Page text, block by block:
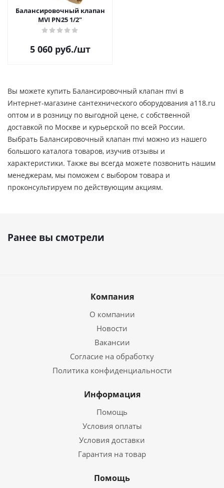
Балансировочный клапан
MVI PN25 1/2"
5 060руб./шт
Вы можете купить Балансировочный клапан mvi в
Интернет-магазине сантехнического оборудования a118.ru
оптом и в розницу по выгодной цене, c собственной
доставкой по Москве и курьерской по всей России.
Выбрать Балансировочный клапан mvi можно из нашего
большого каталога товаров, изучив отзывы и
характеристики. Также вы всегда можете позвонить нашим
менеджерам, мы поможем с выбором товара и
проконсультируем по действующим акциям.
Ранее вы смотрели
Компания
О компании
Новости
Вакансии
Согласие на обработку
Политика конфиденциальности
Информация
Помощь
Условия оплаты
Условия доставки
Гарантия на товар
Помощь